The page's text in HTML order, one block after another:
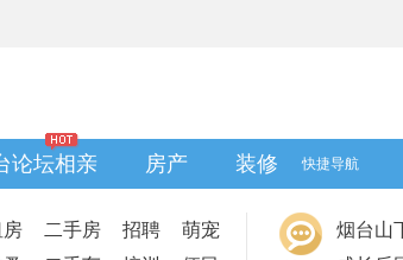
论坛相亲 房产 装修 快捷导航
房 二手房 招聘
萌宠
烟台山